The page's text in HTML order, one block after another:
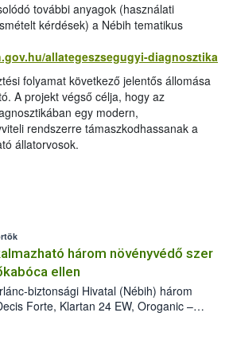
további anyagok (használati
kérdések) a Nébih tematikus
allategeszsegugyi-diagnosztika
folyamat következő jelentős állomása
A projekt végső célja, hogy az
egy modern,
rendszerre támaszkodhassanak a
állatorvosok.
három növényvédő szer
ellen
biztonsági Hivatal (Nébih) három
Forte, Klartan 24 EW, Oroganic –
így azok a szüretet követően,
(BBCH 91) stádiumáig